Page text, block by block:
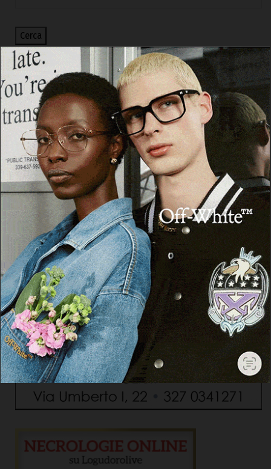
Cerca
Facebook
Threads
Instagram
X YouTube